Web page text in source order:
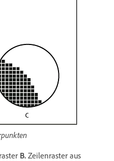
B. Zeilenraster aus